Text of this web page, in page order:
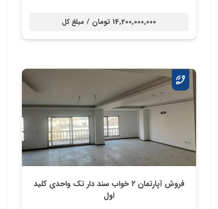
14,200,000,000 تومان / مبلغ کل
فروش آپارتمان ۲ خواب سند دار تک واحدی کلید
اول